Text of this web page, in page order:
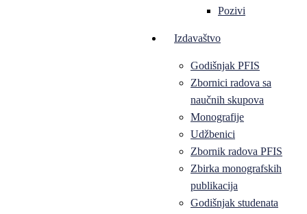
Pozivi
Izdavaštvo
Godišnjak PFIS
Zbornici radova sa
naučnih skupova
Monografije
Udžbenici
Zbornik radova PFIS
Zbirka monografskih
publikacija
Godišnjak studenata